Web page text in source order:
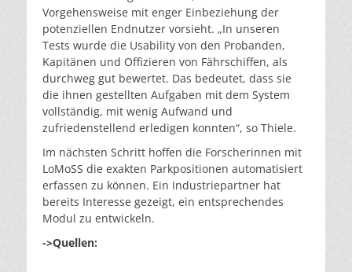
Vorgehensweise mit enger Einbeziehung der
potenziellen Endnutzer vorsieht. „In unseren
Tests wurde die Usability von den Probanden,
Kapitänen und Offizieren von Fährschiffen, als
durchweg gut bewertet. Das bedeutet, dass sie
die ihnen gestellten Aufgaben mit dem System
vollständig, mit wenig Aufwand und
zufriedenstellend erledigen konnten“, so Thiele.
Im nächsten Schritt hoffen die Forscherinnen mit
LoMoSS die exakten Parkpositionen automatisiert
erfassen zu können. Ein Industriepartner hat
bereits Interesse gezeigt, ein entsprechendes
Modul zu entwickeln.
->Quellen: